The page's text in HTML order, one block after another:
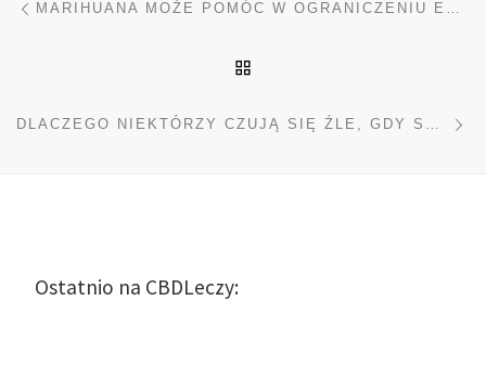
MARIHUANA MOŻE POMÓC W OGRANICZENIU EPIDEMII OPIOIDÓW
DLACZEGO NIEKTÓRZY CZUJĄ SIĘ ŹLE, GDY SĄ NA HAJU?
Ostatnio na CBDLeczy: